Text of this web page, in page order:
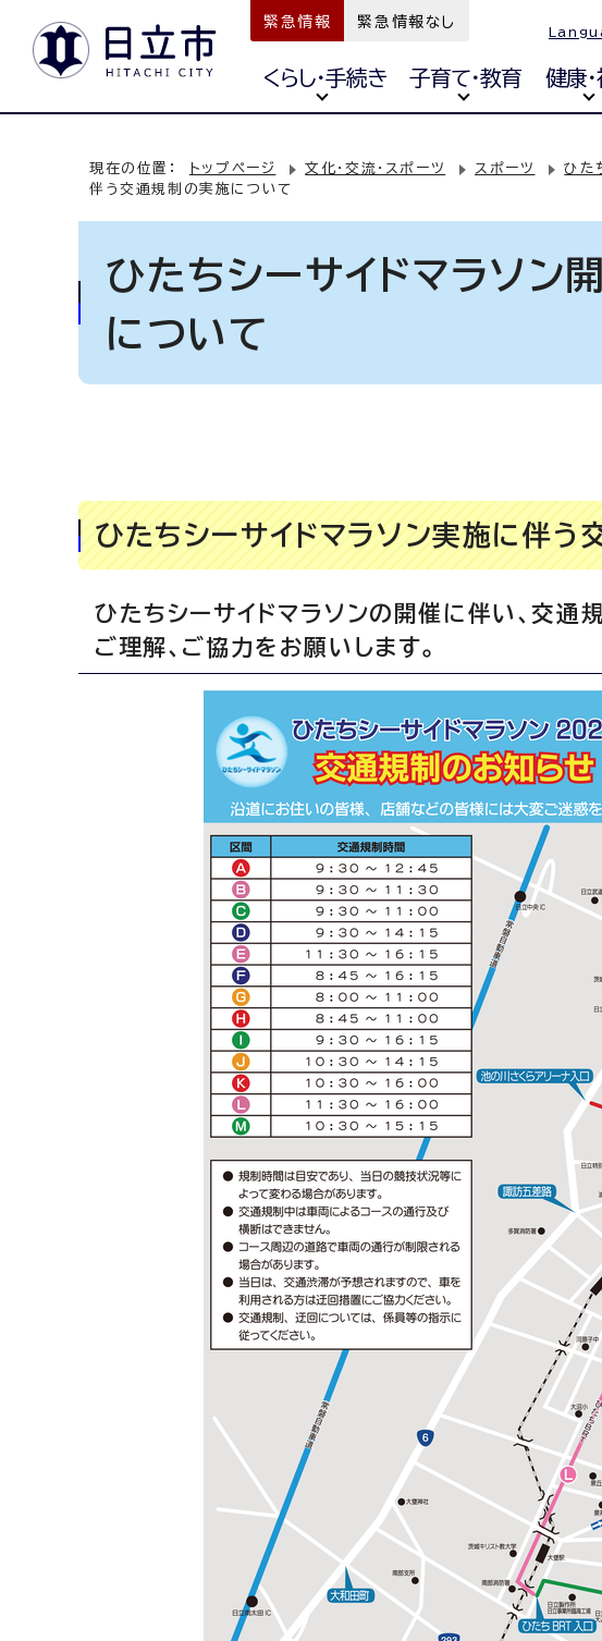
緊急情報 緊急情報なし
くらし・手続き 子育て・教育 健康
現在の位置： トップページ 文化・交流・スポーツ スポーツ ひた
伴う交通規制の実施について
ひたちシーサイドマラソン
について
ひたちシーサイドマラソン実施に伴う
ひたちシーサイドマラソンの開催に伴い、交通
ご理解、ご協力をお願いします。